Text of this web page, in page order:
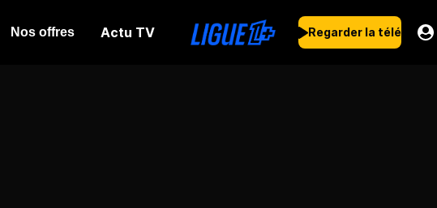
Nos offres Actu TV Regarder la télé